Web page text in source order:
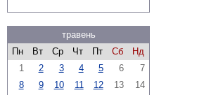
травень
Пн
Вт Ср Чт Пт Сб
Нд
1
2 3 4 5 6
7
8
9 10 11 12 13
14